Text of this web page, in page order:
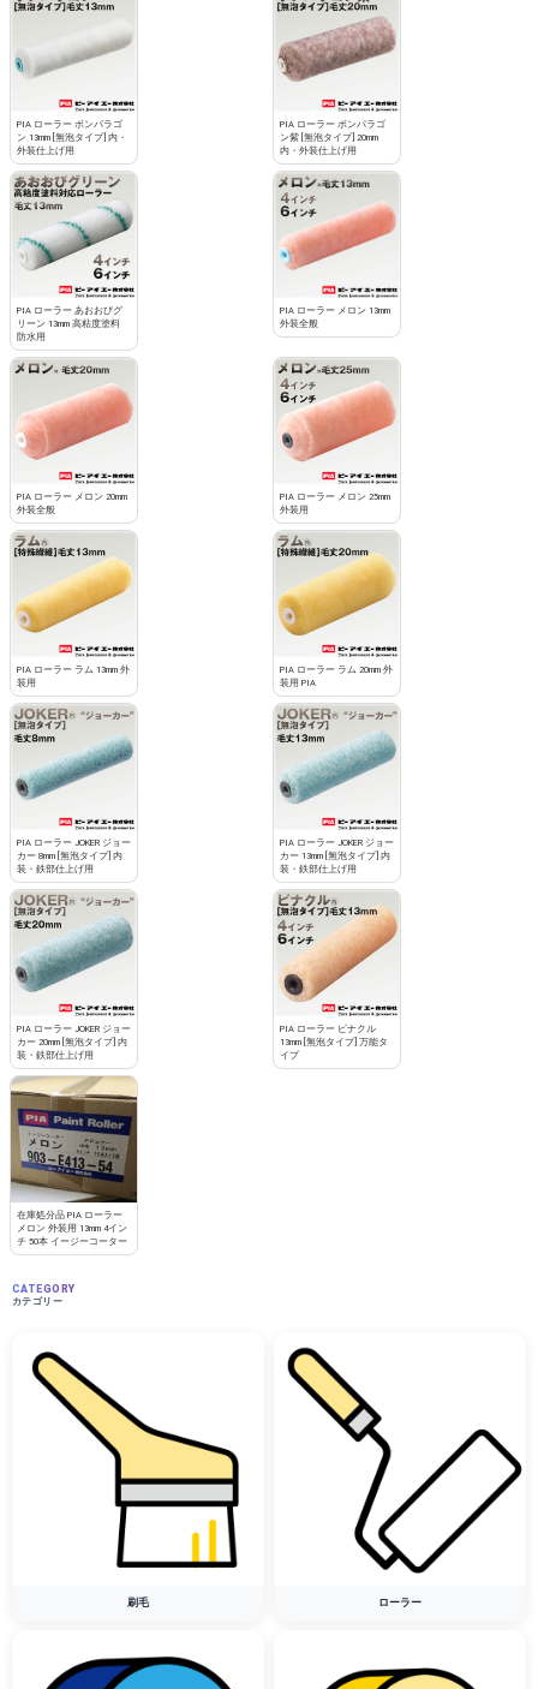
PIA ローラー ボンパラゴ
ン 13mm [無泡タイプ] 内・
外装仕上げ用
PIA ローラー ボンパラゴ
ン紫 [無泡タイプ] 20mm
内・外装仕上げ用
PIA ローラー あおおびグ
リーン 13mm 高粘度塗料
防水用
PIA ローラー メロン 13mm
外装全般
PIA ローラー メロン 20mm
外装全般
PIA ローラー メロン 25mm
外装用
PIA ローラー ラム 13mm 外
装用
PIA ローラー ラム 20mm 外
装用 PIA
PIA ローラー JOKER ジョー
カー 8mm [無泡タイプ] 内
装・鉄部仕上げ用
PIA ローラー JOKER ジョー
カー 13mm [無泡タイプ] 内
装・鉄部仕上げ用
PIA ローラー JOKER ジョー
カー 20mm [無泡タイプ] 内
装・鉄部仕上げ用
PIA ローラー ピナクル
13mm [無泡タイプ] 万能タ
イプ
在庫処分品 PIA ローラー
メロン 外装用 13mm 4イン
チ 50本 イージーコーター
CATEGORY
カテゴリー
刷毛 ローラー